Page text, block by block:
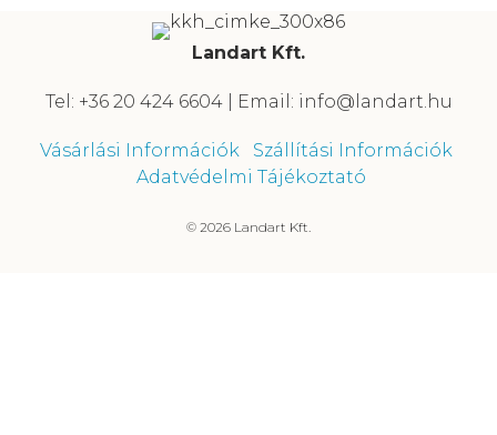
Landart Kft.
Tel: +36 20 424 6604 | Email: info@landart.hu
Vásárlási Információk
Szállítási Információk
Adatvédelmi Tájékoztató
© 2026 Landart Kft.